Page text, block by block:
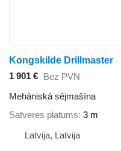
Kongskilde Drillmaster
1 901 € Bez PVN
Mehāniskā sējmašīna
Satveres platums 3 m
Latvija, Latvija